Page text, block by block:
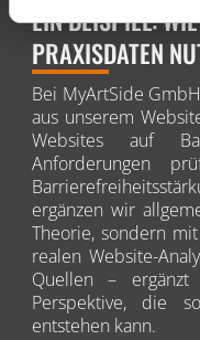
EIN BEISPIEL:
PRAXISDATEN
Bei MyArtSide
aus unserem
Websites auf
Anforderungen
ergänzen wir
Theorie, sondern
realen Website-
Quellen –
Perspektive, die
entstehen kann.